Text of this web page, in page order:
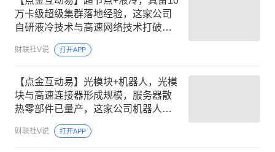
万卡级超级集群落地经验，这家公司
自研液冷技术与高速网络技术打破海
外垄断，兼容CUDA生态
财联社V说 打开APP
【点金互动易】光模块+机器人，光模
块与高速连接器形成规模，服务器散
热零部件已量产，这家公司机器人业
务多类产品获定点
财联社V说 打开APP